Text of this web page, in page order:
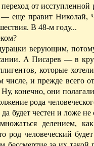
от исступленной
— еще правит Николай,
В 48-м году...
верующим,
А Писарев — в
которые хотели
числе,и прежде всего
конечно, они
рода
да будет честен и ложе
делением,
род человеческий